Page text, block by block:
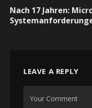
Nach 17 Jahren:
LEAVE A REPLY